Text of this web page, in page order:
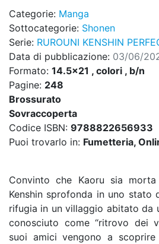
Categorie: Manga
Sottocategorie: Shonen
Serie: RUROUNI KENSHIN
Data di pubblicazione: 03/06/
Formato: 14.5x21 , colori , b/n
Pagine: 248
Brossurato
Sovraccoperta
Codice ISBN: 9788822656933
Puoi trovarlo in: Fumetteria,
Convinto che Kaoru sia
Kenshin sprofonda in uno stato
rifugia in un villaggio abitato da
conosciuto come “ritrovo dei
suoi amici vengono a